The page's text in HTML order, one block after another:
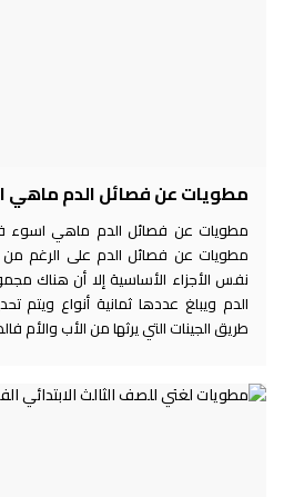
مطويات عن فصائل الدم ماهي
مطويات عن فصائل الدم ماهي اسوء
مطويات عن فصائل الدم على الرغم
نفس الأجزاء الأساسية إلا أن هناك
الدم ويبلغ عددها ثمانية أنواع
طريق الجينات التي يرثها من الأب والأم